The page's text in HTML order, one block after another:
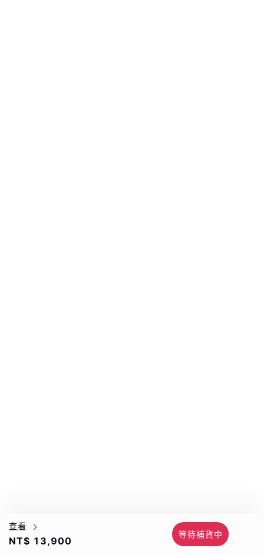
查看
NT$ 13,900
等待補貨中